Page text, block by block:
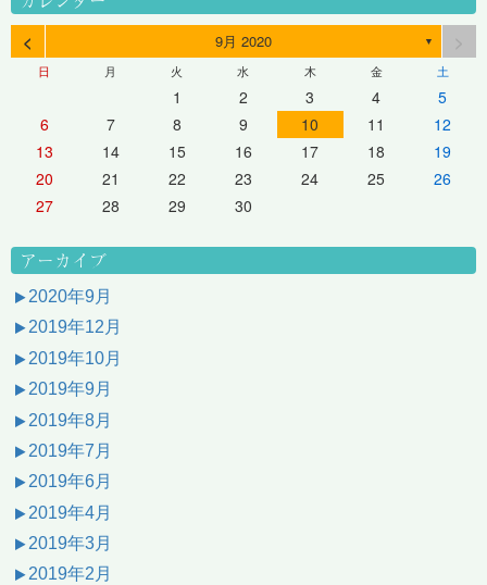
< 9月 2020 ▼
日 月 火 水 木 金 土
1 2 3 4
5
6
7 8 9 10 11
12
13
14 15 16 17 18
19
20
21 22 23 24 25
26
27
28 29 30
アーカイブ
2020年9月
2019年12月
2019年10月
2019年9月
2019年8月
2019年7月
2019年6月
2019年4月
2019年3月
2019年2月